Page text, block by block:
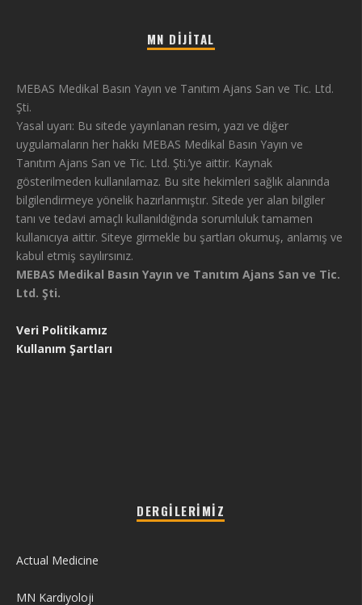
MN DIJITAL
MEBAS Medikal Basın Yayın ve Tanıtım Ajans San ve Tic. Ltd.
Şti.
Yasal uyarı: Bu sitede yayınlanan resim, yazı ve diğer
uygulamaların her hakkı MEBAS Medikal Basın Yayın ve
Tanıtım Ajans San ve Tic. Ltd. Şti.’ye aittir. Kaynak
gösterilmeden kullanılamaz. Bu site hekimleri sağlık alanında
bilgilendirmeye yönelik hazırlanmıştır. Sitede yer alan bilgiler
tanı ve tedavi amaçlı kullanıldığında sorumluluk tamamen
kullanıcıya aittir. Siteye girmekle bu şartları okumuş, anlamış ve
kabul etmiş sayılırsınız.
MEBAS Medikal Basın Yayın ve Tanıtım Ajans San ve Tic.
Ltd. Şti.
Veri Politikamız
Kullanım Şartları
DERGILERIMIZ
Actual Medicine
MN Kardiyoloji